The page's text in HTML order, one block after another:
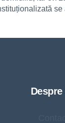
se
Despre